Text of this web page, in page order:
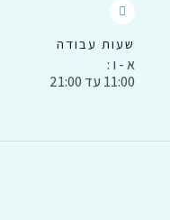
שעות עבודה
א - ו :
11:00 עד 21:00